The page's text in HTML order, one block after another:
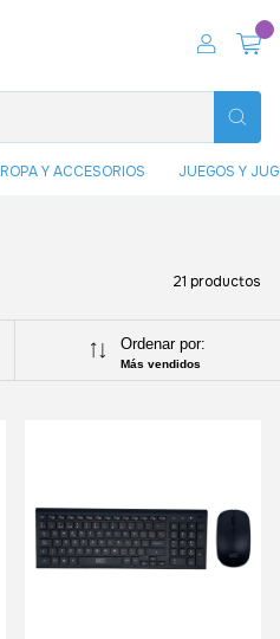
ROPA Y ACCESORIOS JUEGOS Y
21 productos
Ordenar por:
Más vendidos